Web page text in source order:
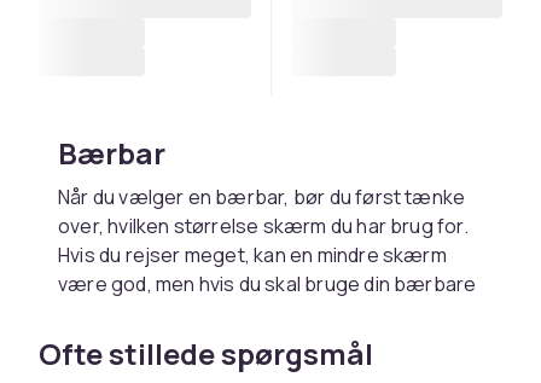
Bærbar
Når du vælger en bærbar, bør du først tænke
over, hvilken størrelse skærm du har brug for.
Hvis du rejser meget, kan en mindre skærm
være god, men hvis du skal bruge din bærbare
gerne vil kunne flytte den nemt, kan en større
skærm være optimal.
Ofte stillede spørgsmål